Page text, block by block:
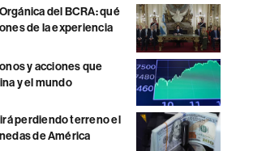
del BCRA: qué
de la experiencia
y acciones que
y el mundo
perdiendo terreno el
de América